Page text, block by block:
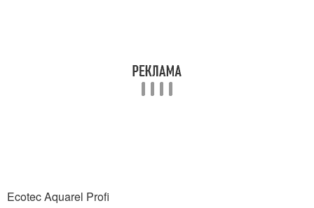
Ecotec Aquarel Profi